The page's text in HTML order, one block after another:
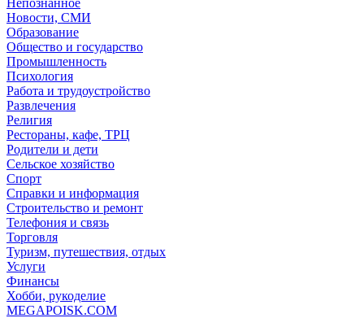
Непознанное
Новости, СМИ
Образование
Общество и государство
Промышленность
Психология
Работа и трудоустройство
Развлечения
Религия
Рестораны, кафе, ТРЦ
Родители и дети
Сельское хозяйство
Спорт
Справки и информация
Строительство и ремонт
Телефония и связь
Торговля
Туризм, путешествия, отдых
Услуги
Финансы
Хобби, рукоделие
MEGAPOISK.COM